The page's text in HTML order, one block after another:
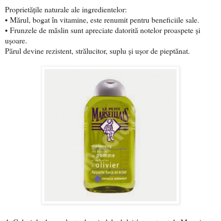
Proprietățile naturale ale ingredientelor:
• Mărul, bogat în vitamine, este renumit pentru beneficiile sale.
• Frunzele de măslin sunt apreciate datorită notelor proaspete și
ușoare.
Părul devine rezistent, strălucitor, suplu și ușor de pieptănat.